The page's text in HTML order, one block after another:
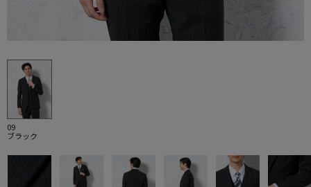
09
ブラック